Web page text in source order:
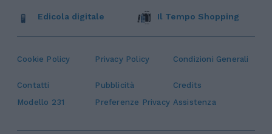
Cookie Policy Privacy Policy Condizioni Generali
Contatti Pubblicità
Credits
Modello 231
Preferenze Privacy Assistenza
Edicola digitale Il Tempo Shopping